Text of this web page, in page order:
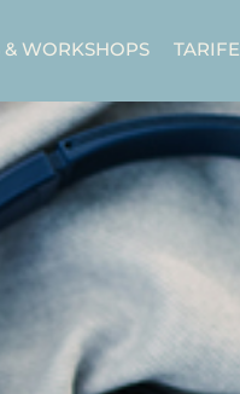
& WORKSHOPS TARIFE